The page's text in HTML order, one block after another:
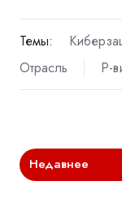
Темы:
Отрасль
Р-
Недавнее